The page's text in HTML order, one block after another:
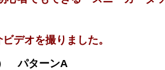
デオを撮りました。
パターンA